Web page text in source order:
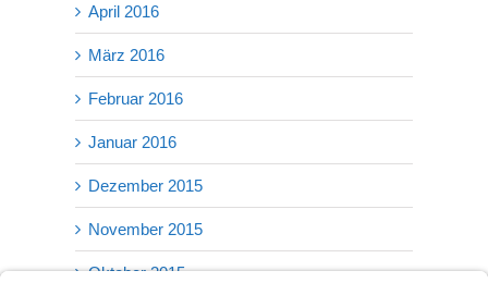
April 2016
März 2016
Februar 2016
Januar 2016
Dezember 2015
November 2015
Oktober 2015